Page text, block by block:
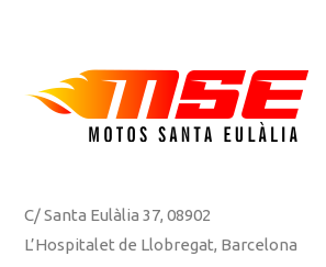
C/ Santa Eulàlia 37, 08902
L’Hospitalet de Llobregat, Barcelona